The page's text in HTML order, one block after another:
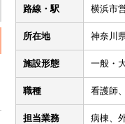
路線・駅 横浜市
所在地 神奈川
施設形態 一般・
職種 看護師
担当業務 病棟、